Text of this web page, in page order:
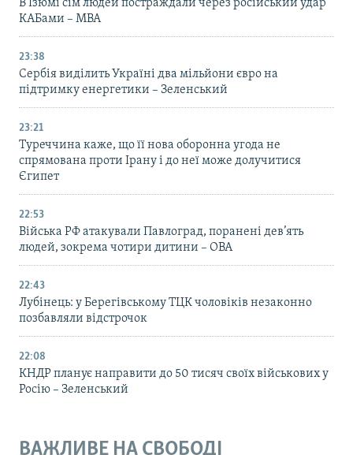
В Ізюмі сім людей постраждали через російський удар
КАБами – МВА
23:38
Сербія виділить Україні два мільйони євро на
підтримку енергетики – Зеленський
23:21
Туреччина каже, що її нова оборонна угода не
спрямована проти Ірану і до неї може долучитися
Єгипет
22:53
Війська РФ атакували Павлоград, поранені дев’ять
людей, зокрема чотири дитини – ОВА
22:43
Лубінець: у Берегівському ТЦК чоловіків незаконно
позбавляли відстрочок
22:08
КНДР планує направити до 50 тисяч своїх військових у
Росію – Зеленський
ВАЖЛИВЕ НА СВОБОДІ